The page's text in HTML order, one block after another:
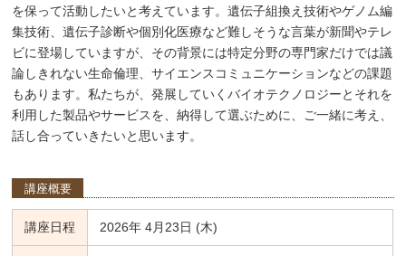
を保って活動したいと考えています。遺伝子組換え技術やゲノム編
集技術、遺伝子診断や個別化医療など難しそうな言葉が新聞やテレ
ビに登場していますが、その背景には特定分野の専門家だけでは議
論しきれない生命倫理、サイエンスコミュニケーションなどの課題
もあります。私たちが、発展していくバイオテクノロジーとそれを
利用した製品やサービスを、納得して選ぶために、ご一緒に考え、
話し合っていきたいと思います。
講座概要
講座日程 2026年 4月23日 (木)